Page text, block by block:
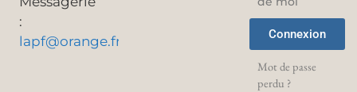
:
lapf@orange.fr
Connexion
Mot de passe
perdu ?